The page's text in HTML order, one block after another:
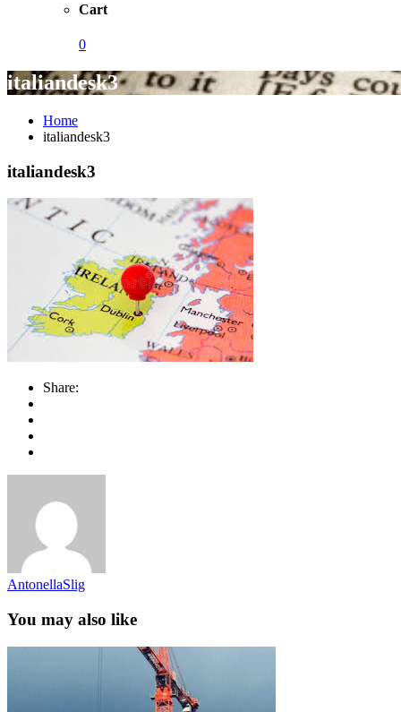
Cart
0
italiandesk3
Home
italiandesk3
italiandesk3
Share:
AntonellaSlig
You may also like